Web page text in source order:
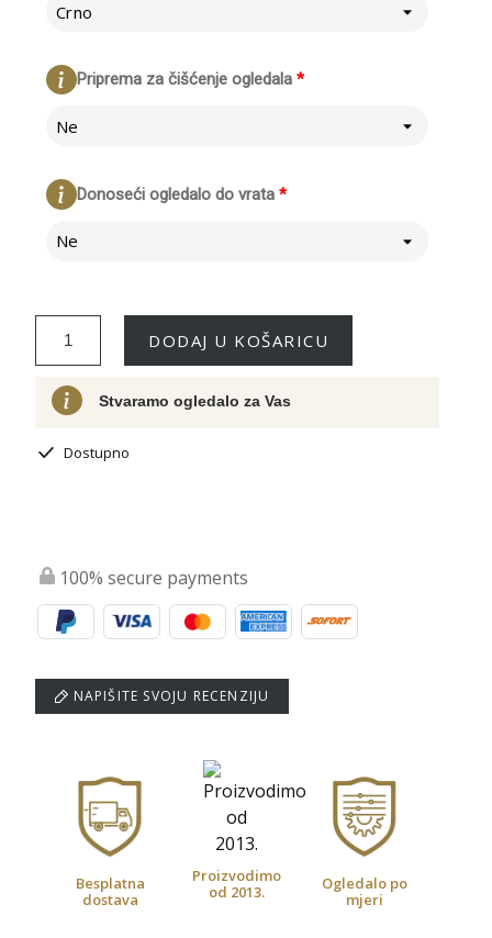
Crno
*
Priprema za čišćenje ogledala
Ne
*
Donoseći ogledalo do vrata
Ne
DODAJ U KOŠARICU
Stvaramo ogledalo za Vas
Dostupno
100% secure payments
NAPIŠITE SVOJU RECENZIJU
Besplatna
dostava
Proizvodimo
od 2013.
Ogledalo po
mjeri